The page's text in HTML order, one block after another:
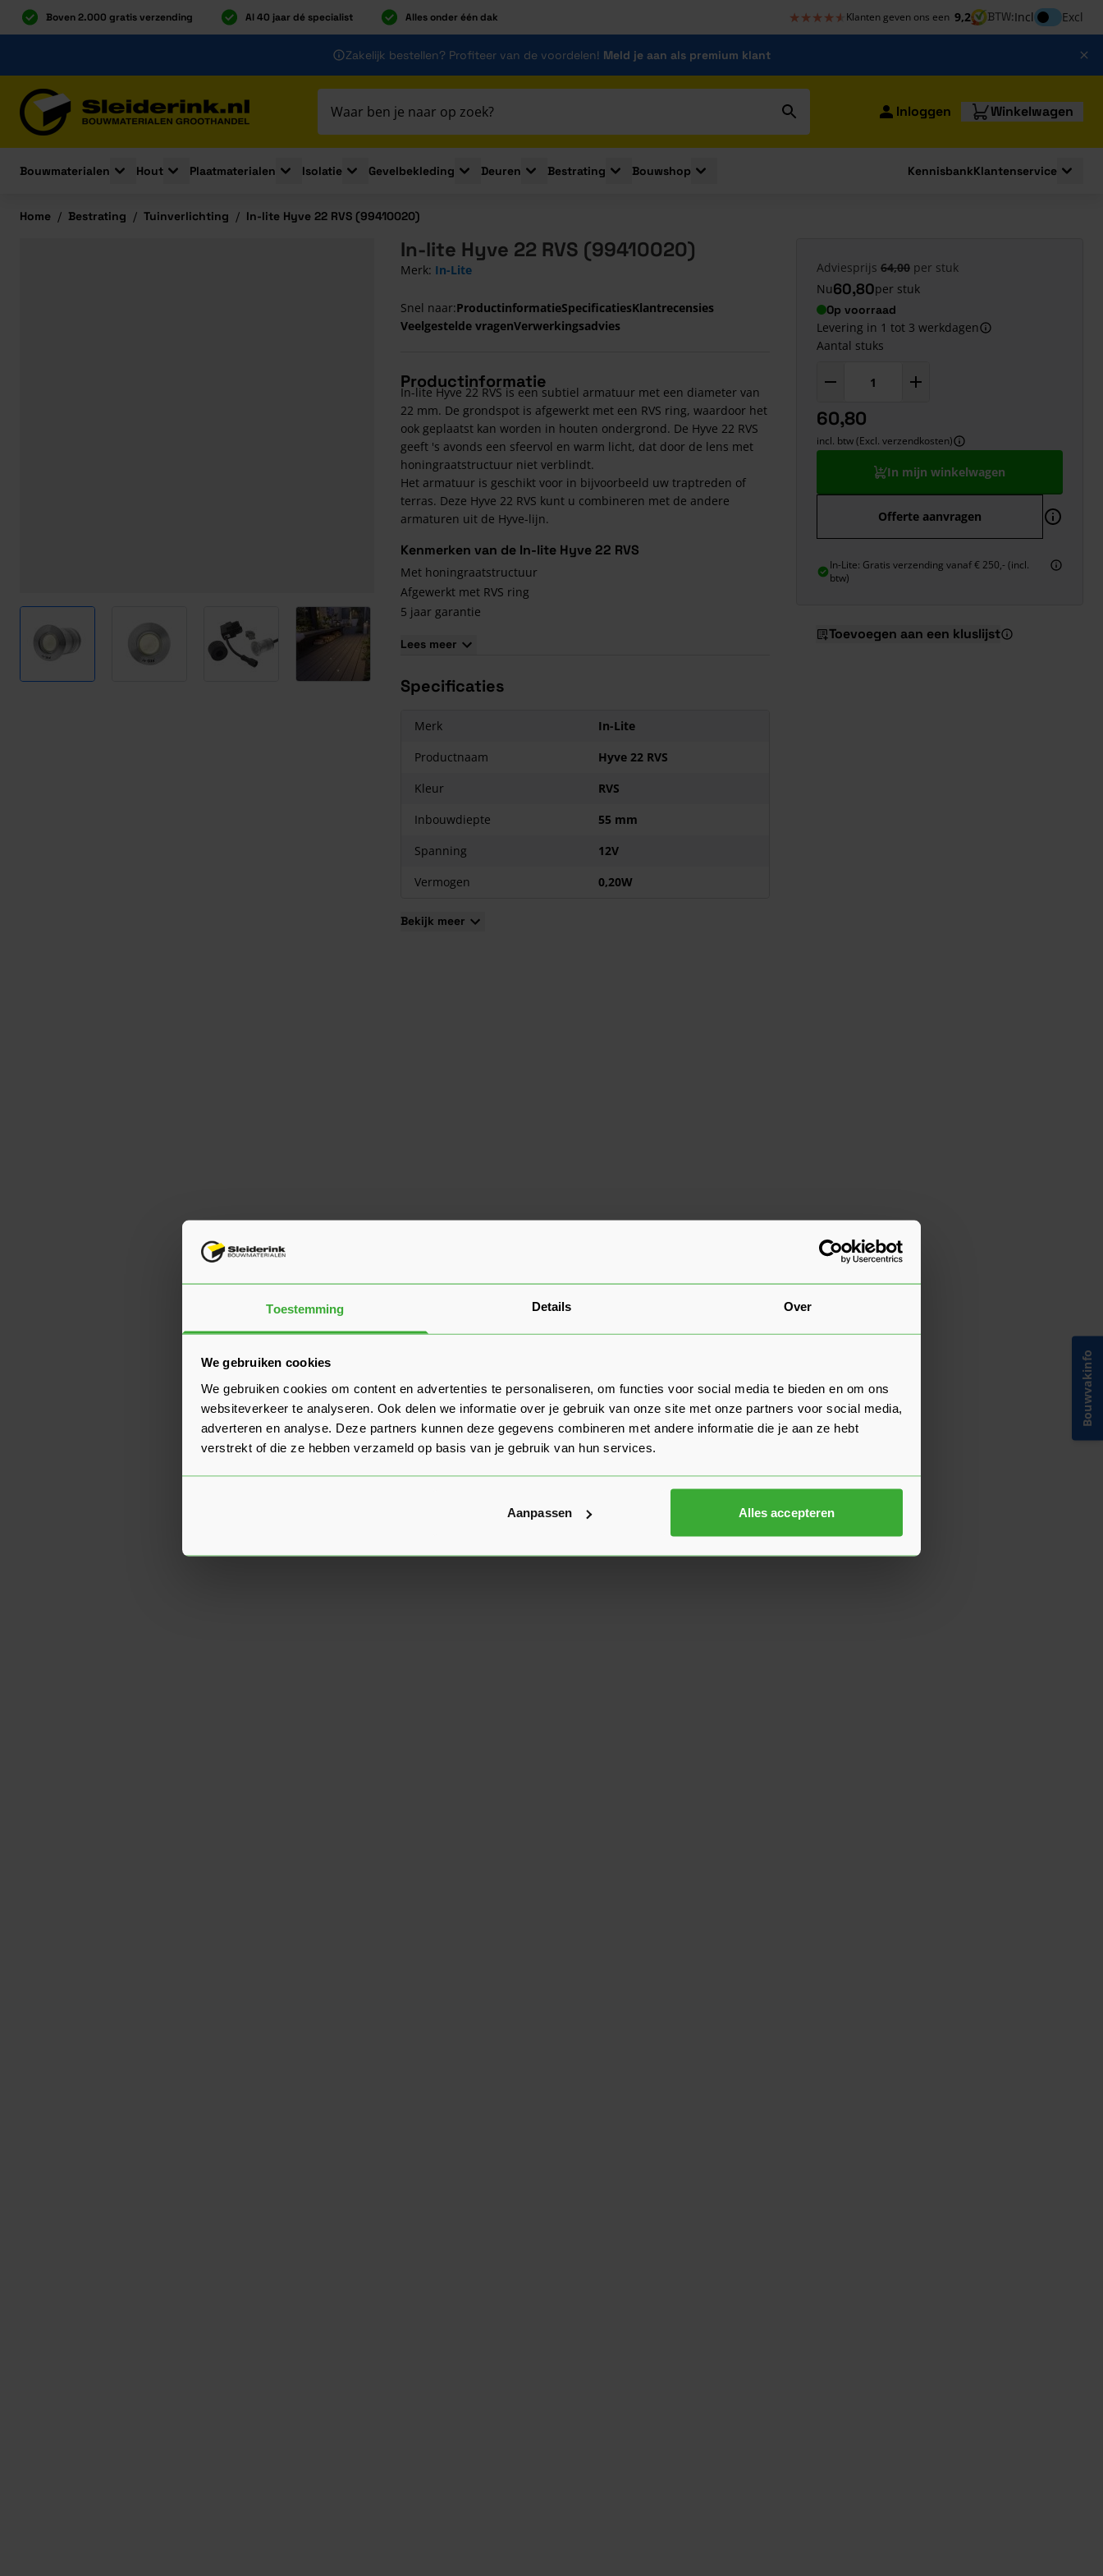
Toestemming Details Over
We gebruiken cookies
We gebruiken cookies om content en advertenties te personaliseren, om functies voor social media te bieden en om ons
websiteverkeer te analyseren. Ook delen we informatie over je gebruik van onze site met onze partners voor social media,
adverteren en analyse. Deze partners kunnen deze gegevens combineren met andere informatie die je aan ze hebt
verstrekt of die ze hebben verzameld op basis van je gebruik van hun services.
Aanpassen Alles accepteren
Boven 2.000 gratis verzending Al 40 jaar dé specialist Alles onder één dak ★★★★★
★★★★★ Klanten geven ons een 9,2 BTW:InclInclusief btw
Excl
Zakelijk bestellen? Profiteer van de voordelen! Meld je aan als premium klant
Inloggen Winkelwagen
Bouwmaterialen
Toggle submenu for Bouwmaterialen
Hout
Toggle submenu for Hout
Plaatmaterialen
Toggle submenu for Plaatmaterialen
Isolatie
Toggle submenu for Isolatie
Gevelbekleding
Toggle submenu for Gevelbekleding
Deuren
Toggle submenu for Deuren
Bestrating
Toggle submenu for Bestrating
Bouwshop
Toggle submenu for Bouwshop
KennisbankKlantenservice
Home / Bestrating / Tuinverlichting / In-lite Hyve 22 RVS (99410020)
View larger imageView larger image
In-lite Hyve 22 RVS (99410020)
Merk: In-Lite
Snel naar:ProductinformatieSpecificatiesKlantrecensies
Veelgestelde vragenVerwerkingsadvies
Productinformatie
In-lite Hyve 22 RVS is een subtiel armatuur met een diameter van
22 mm. De grondspot is afgewerkt met een RVS ring, waardoor het
ook geplaatst kan worden in houten ondergrond. De Hyve 22 RVS
geeft 's avonds een sfeervol en warm licht, dat door de lens met
honingraatstructuur niet verblindt.
Het armatuur is geschikt voor in bijvoorbeeld uw traptreden of
terras. Deze Hyve 22 RVS kunt u combineren met de andere
armaturen uit de Hyve-lijn.
Kenmerken van de In-lite Hyve 22 RVS
Met honingraatstructuur
Afgewerkt met RVS ring
5 jaar garantie
Lees meer
Specificaties
Merk
In-Lite
Productnaam
Hyve 22 RVS
Kleur
RVS
Inbouwdiepte
55 mm
Spanning
12V
Vermogen
0,20W
Bekijk meer
Adviesprijs 64,00 per stuk
Nu60,80per stuk
Op voorraad
Levering in 1 tot 3 werkdagen
Aantal stuks
60,80
incl. btw (Excl. verzendkosten)
In mijn winkelwagen
Offerte aanvragen
In-Lite: Gratis verzending vanaf € 250,- (incl.
btw)
Toevoegen aan een kluslijst
Bouwvakinfo